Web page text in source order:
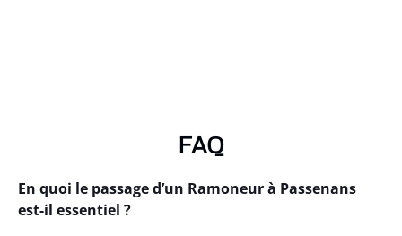
FAQ
En quoi le passage d’un Ramoneur à Passenans
est-il essentiel ?